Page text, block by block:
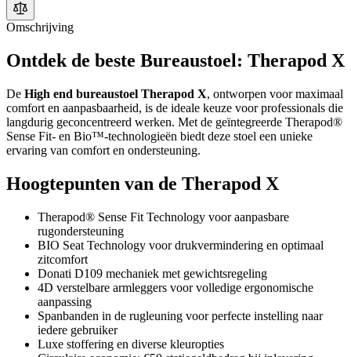
Omschrijving
Ontdek de beste Bureaustoel: Therapod X
De High end bureaustoel Therapod X, ontworpen voor maximaal
comfort en aanpasbaarheid, is de ideale keuze voor professionals die
langdurig geconcentreerd werken. Met de geïntegreerde Therapod®
Sense Fit- en Bio™-technologieën biedt deze stoel een unieke
ervaring van comfort en ondersteuning.
Hoogtepunten van de Therapod X
Therapod® Sense Fit Technology voor aanpasbare
rugondersteuning
BIO Seat Technology voor drukvermindering en optimaal
zitcomfort
Donati D109 mechaniek met gewichtsregeling
4D verstelbare armleggers voor volledige ergonomische
aanpassing
Spanbanden in de rugleuning voor perfecte instelling naar
iedere gebruiker
Luxe stoffering en diverse kleuropties